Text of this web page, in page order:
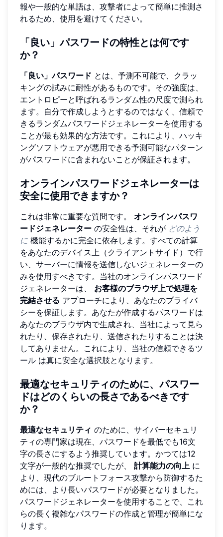
報や一般的な単語は、攻撃者によって簡単に推測さ
れるため、使用を避けてください。
「良い」パスワードの特性とは何です
か？
「良い」パスワード とは、予測不可能で、クラッ
キングの試みに耐性があるものです。その強度は、
エントロピーと呼ばれるランダム性の尺度で測られ
ます。自分で作成しようとするのではなく、信頼で
きるランダムパスワードジェネレーターを使用する
ことが最も効果的な方法です。これにより、ハッキ
ングソフトウェアが悪用できる予測可能なパターン
がパスワードに含まれないことが保証されます。
オンラインパスワードジェネレーターは
安全に使用できますか？
これは非常に重要な質問です。 オンラインパスワ
ードジェネレーター の安全性は、それが どのよう
に 機能するかに完全に依存します。すべての計算
をあなたのデバイス上（クライアントサイド）で行
い、サーバーに情報を送信しないジェネレーターの
みを使用すべきです。当社のオンラインパスワード
ジェネレーターは、 お客様のブラウザ上で処理を
完結させる アプローチにより、あなたのプライバ
シーを保証します。あなたが作成するパスワードは
あなたのブラウザ内で生成され、当社によって見ら
れたり、保存されたり、送信されたりすることは決
してありません。これにより、 当社の信頼できるツ
ール は真に安全な選択肢となります。
最適なセキュリティのために、パスワー
ドはどのくらいの長さであるべきです
か？
最適なセキュリティ のために、サイバーセキュリ
ティの専門家は現在、パスワードを最低でも16文
字の長さにするよう推奨しています。かつては12
文字が一般的な推奨でしたが、 計算能力の向上 に
より、現代のブルートフォース攻撃から防御するた
めには、より長いパスワードが必要となりました。
パスワードジェネレーターを使用することで、これ
らの長く複雑なパスワードの作成と管理が簡単にな
ります。